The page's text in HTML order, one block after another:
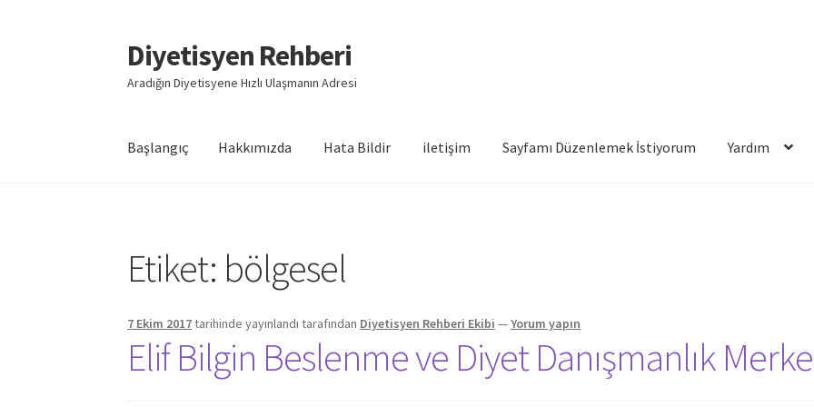
Dolaşıma
geç
İçeriğe
geç
Diyetisyen Rehberi
Aradığın Diyetisyene Hızlı Ulaşmanın Adresi
Başlangıç Hakkımızda Hata Bildir iletişim Sayfamı Düzenlemek İstiyorum Yardım
Etiket: bölgesel
7 Ekim 2017tarihinde yayınlandı tarafından Diyetisyen Rehberi Ekibi —Yorum yapın
Elif Bilgin Beslenme ve Diyet Danışmanlık